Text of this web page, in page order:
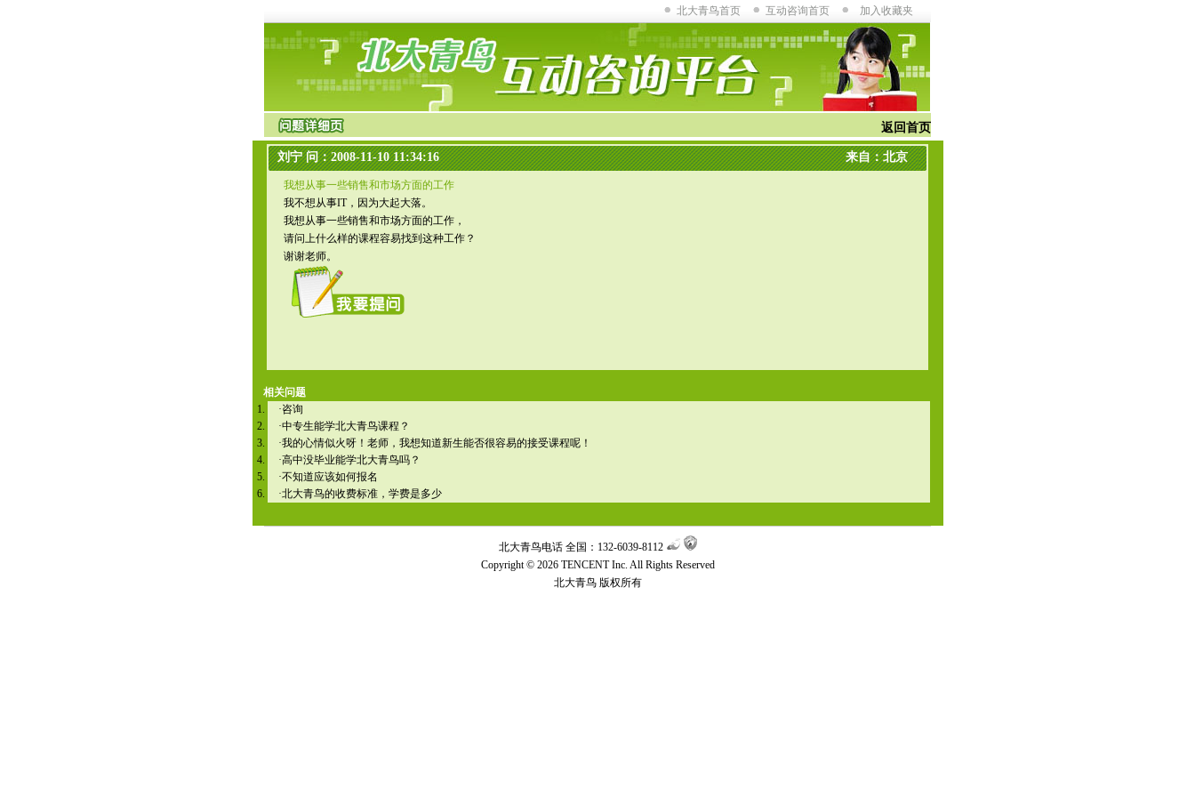
加入收藏夹
互动咨询首页
北大青鸟首页
返回首页
刘宁 问：2008-11-10 11:34:16 来自：北京
我想从事一些销售和市场方面的工作
我不想从事IT，因为大起大落。
我想从事一些销售和市场方面的工作，
请问上什么样的课程容易找到这种工作？
谢谢老师。
相关问题
·咨询
·中专生能学北大青鸟课程？
·我的心情似火呀！老师，我想知道新生能否很容易的接受课程呢！
·高中没毕业能学北大青鸟吗？
·不知道应该如何报名
·北大青鸟的收费标准，学费是多少
北大青鸟电话 全国：132-6039-8112
Copyright © 2026 TENCENT Inc. All Rights Reserved
北大青鸟版权所有